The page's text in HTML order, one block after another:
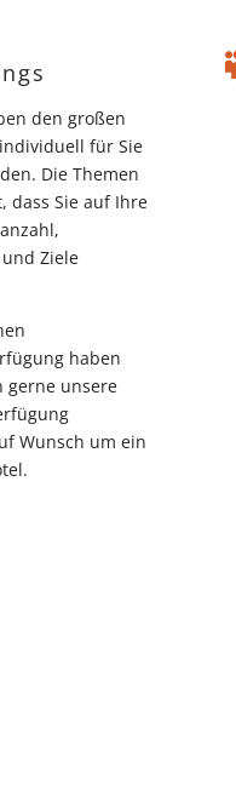
den großen
für Sie
Die Themen
dass Sie auf Ihre
Ziele
haben
gerne unsere
Wunsch um ein